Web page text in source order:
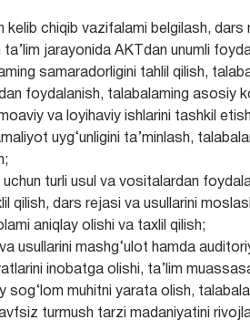
kelib chiqib vazifalami belgilash,
jarayonida AKTdan unumli
samaradorligini tahlil qilish,
foydalanish, talabalaming asosiy
va loyihaviy ishlarini tashkil
uyg‘unligini ta’minlash,
turli usul va vositalardan
qilish, dars rejasi va usullarini
aniqlay olishi va taxlil qilish;
usullarini mashg‘ulot hamda
inobatga olishi, ta’lim
muhitni yarata olish,
turmush tarzi madaniyatini